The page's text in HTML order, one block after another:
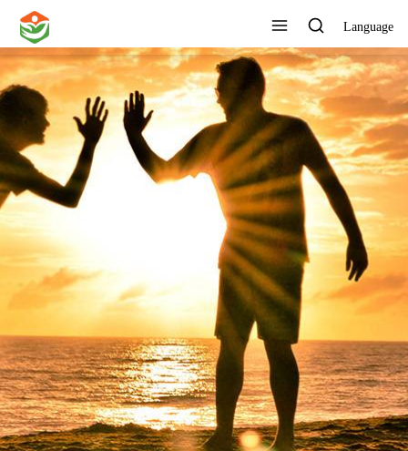
Language
FABBRICA DIRETTAMENTE
AI CONSUMATORI ED
ELIMINA IL PREMIO DEL
MARCHIO
Guarda tutti i prodotti